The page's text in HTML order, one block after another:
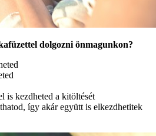
dolgozni önmagunkon?
is kezdheted a kitöltését
így akár együtt is elkezdhetitek